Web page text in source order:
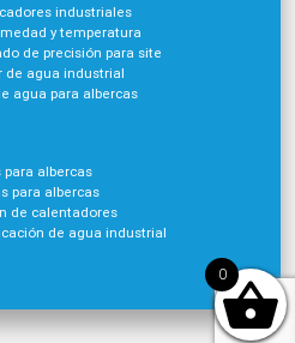
industriales
y temperatura
de precisión para site
de agua industrial
agua para albercas
para albercas
para albercas
de calentadores
de agua industrial
0